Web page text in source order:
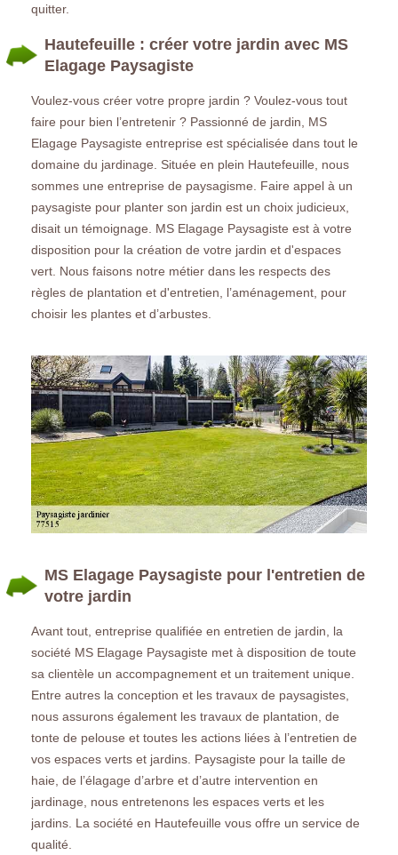
quitter.
Hautefeuille : créer votre jardin avec MS
Elagage Paysagiste
Voulez-vous créer votre propre jardin ? Voulez-vous tout
faire pour bien l’entretenir ? Passionné de jardin, MS
Elagage Paysagiste entreprise est spécialisée dans tout le
domaine du jardinage. Située en plein Hautefeuille, nous
sommes une entreprise de paysagisme. Faire appel à un
paysagiste pour planter son jardin est un choix judicieux,
disait un témoignage. MS Elagage Paysagiste est à votre
disposition pour la création de votre jardin et d'espaces
vert. Nous faisons notre métier dans les respects des
règles de plantation et d'entretien, l’aménagement, pour
choisir les plantes et d’arbustes.
MS Elagage Paysagiste pour l'entretien de
votre jardin
Avant tout, entreprise qualifiée en entretien de jardin, la
société MS Elagage Paysagiste met à disposition de toute
sa clientèle un accompagnement et un traitement unique.
Entre autres la conception et les travaux de paysagistes,
nous assurons également les travaux de plantation, de
tonte de pelouse et toutes les actions liées à l’entretien de
vos espaces verts et jardins. Paysagiste pour la taille de
haie, de l’élagage d’arbre et d’autre intervention en
jardinage, nous entretenons les espaces verts et les
jardins. La société en Hautefeuille vous offre un service de
qualité.